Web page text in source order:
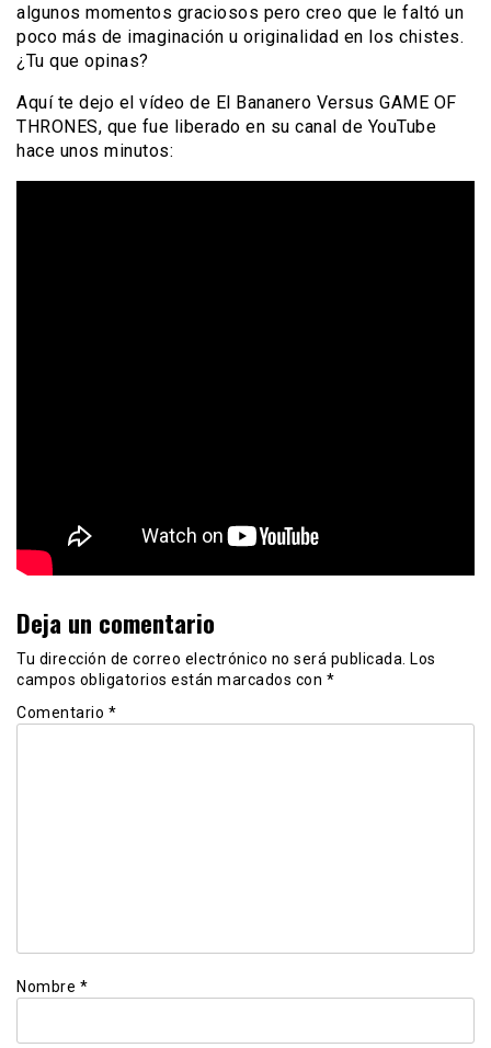
algunos momentos graciosos pero creo que le faltó un
poco más de imaginación u originalidad en los chistes.
¿Tu que opinas?
Aquí te dejo el vídeo de El Bananero Versus GAME OF
THRONES, que fue liberado en su canal de YouTube
hace unos minutos:
Deja un comentario
Tu dirección de correo electrónico no será publicada.
Los
campos obligatorios están marcados con *
Comentario *
Nombre *